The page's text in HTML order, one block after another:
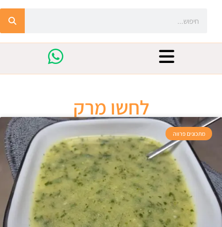
לחשו מרק
מתכונים פרווה